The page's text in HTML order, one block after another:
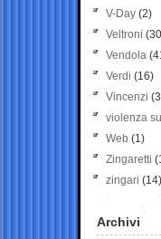
V-Day (2)
Veltroni
Vendola
Verdi (16)
Vincenzi
violenza
Web (1)
Zingaretti
zingari (14)
Archivi